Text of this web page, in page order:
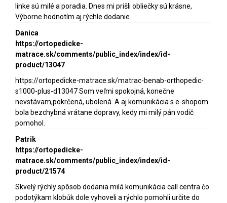
linke sú milé a poradia. Dnes mi prišli obliečky sú krásne,
Výborne hodnotím aj rýchle dodanie
Danica
https://ortopedicke-
matrace.sk/comments/public_index/index/id-
product/13047
https://ortopedicke-matrace.sk/matrac-benab-orthopedic-
s1000-plus-d13047 Som veľmi spokojná, konečne
nevstávam,pokrčená, ubolená. A aj komunikácia s e-shopom
bola bezchybná vrátane dopravy, kedy mi milý pán vodič
pomohol.
Patrik
https://ortopedicke-
matrace.sk/comments/public_index/index/id-
product/21574
Skvelý rýchly spôsob dodania milá komunikácia call centra čo
podotýkam klobúk dole vyhoveli a rýchlo pomohli určite do